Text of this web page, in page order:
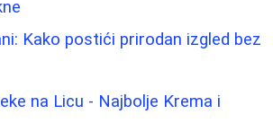
Kako postići prirodan izgled bez
na Licu - Najbolje Krema i